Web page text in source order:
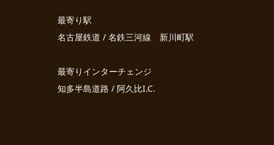
最寄り駅
名古屋鉄道 / 名鉄三河線 新川町駅
最寄りインターチェンジ
知多半島道路 / 阿久比I.C.